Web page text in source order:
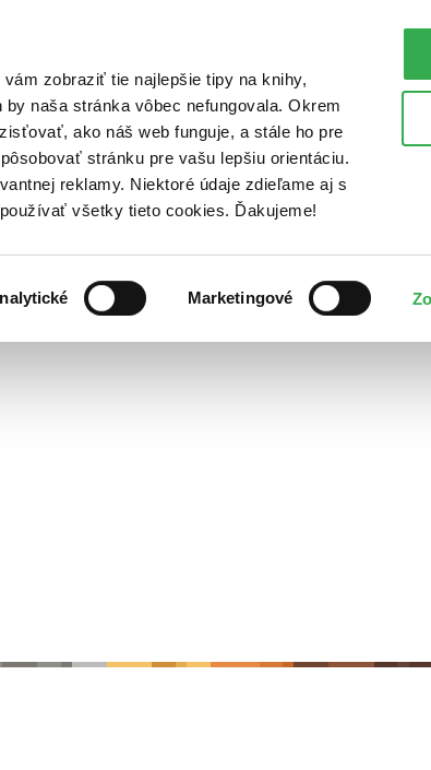
zobraziť tie najlepšie tipy na knihy,
naša stránka vôbec nefungovala. Okrem
ako náš web funguje, a stále ho pre
stránku pre vašu lepšiu orientáciu.
reklamy. Niektoré údaje zdieľame aj s
všetky tieto cookies. Ďakujeme!
Marketingové